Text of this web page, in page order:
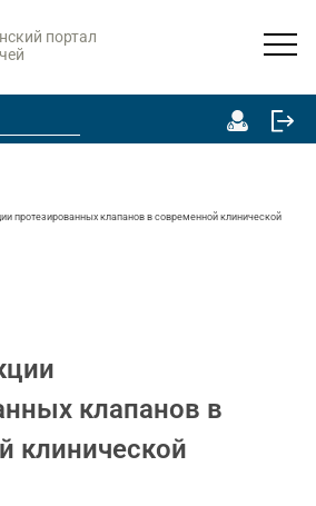
портал
протезированных клапанов в современной клинической
клапанов в
клинической